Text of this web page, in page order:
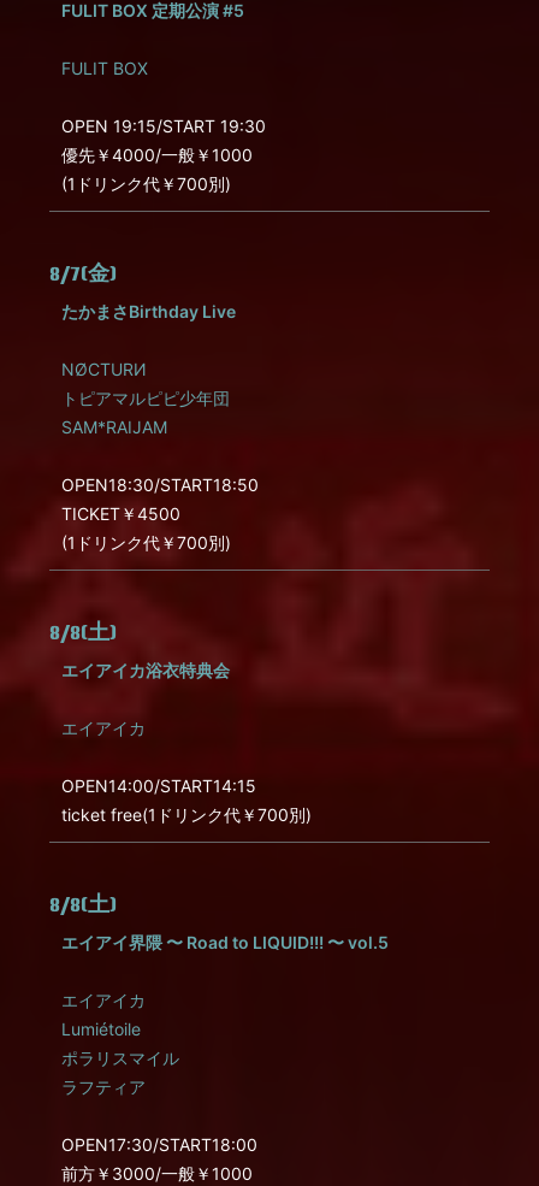
FULIT BOX 定期公演 #5
FULIT BOX
OPEN 19:15/START 19:30
優先￥4000/一般￥1000
(1ドリンク代￥700別)
8/7(金)
たかまさBirthday Live
NØCTURИ
トピアマルピピ少年団
SAM*RAIJAM
OPEN18:30/START18:50
TICKET￥4500
(1ドリンク代￥700別)
8/8(土)
エイアイカ浴衣特典会
エイアイカ
OPEN14:00/START14:15
ticket free(1ドリンク代￥700別)
8/8(土)
エイアイ界隈 〜 Road to LIQUID!!! 〜 vol.5
エイアイカ
Lumiétoile
ポラリスマイル
ラフティア
OPEN17:30/START18:00
前方￥3000/一般￥1000